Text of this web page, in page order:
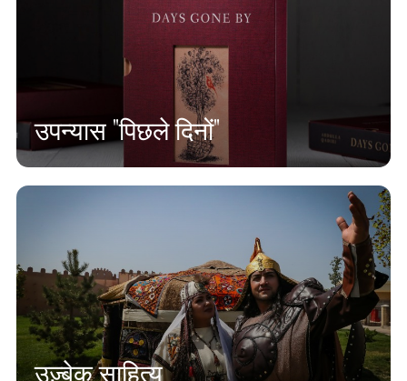
उपन्यास "पिछले दिनों"